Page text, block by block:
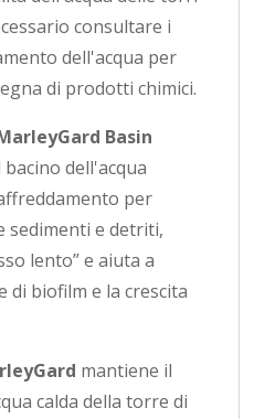
consultare i
dell'acqua per
di prodotti chimici.
Basin
dell'acqua
per
sedimenti e detriti,
lento” e aiuta a
di biofilm e la crescita
mantiene il
calda della torre di